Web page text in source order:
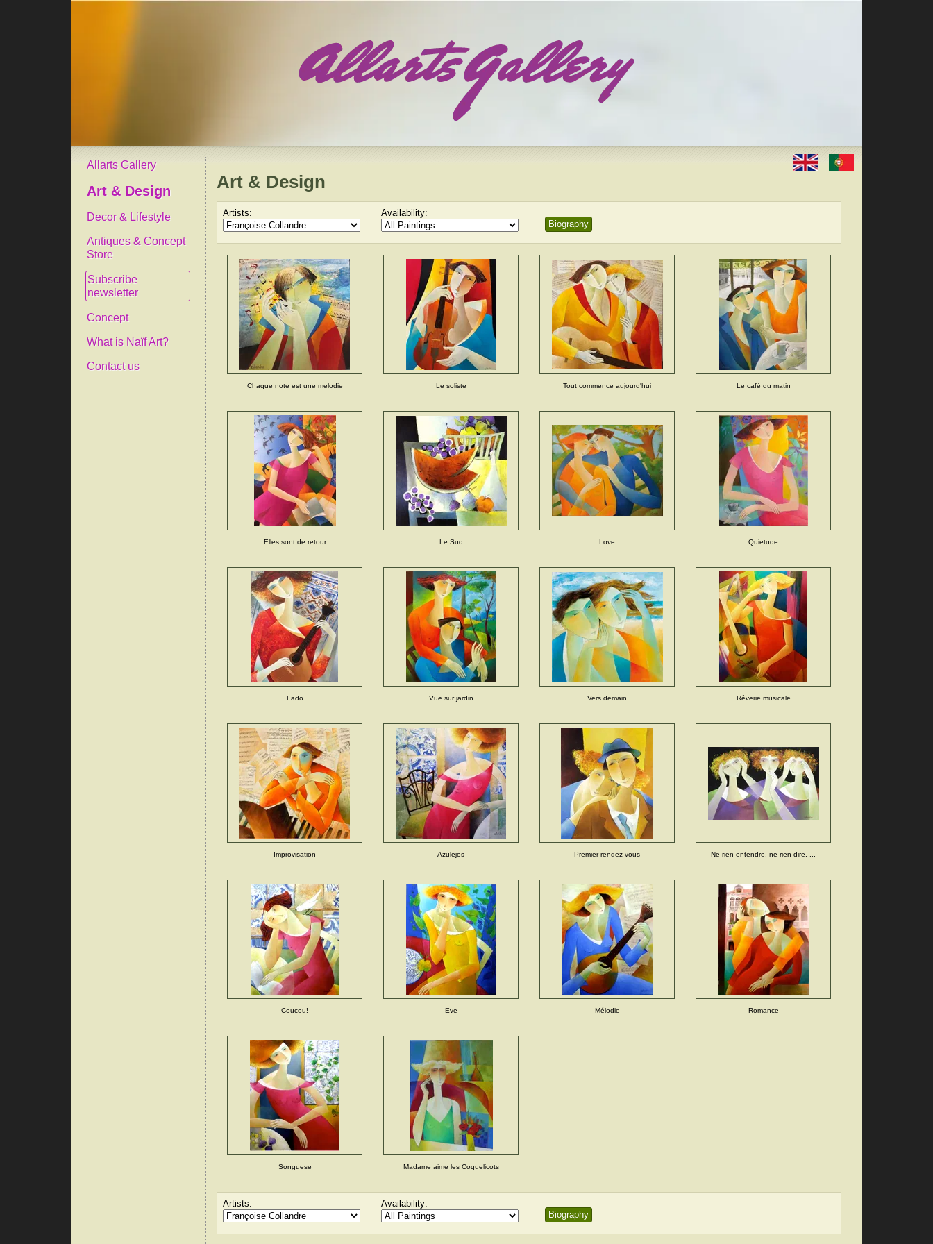
Allarts Gallery
Art & Design
Decor & Lifestyle
Antiques & Concept
Store
Subscribe
newsletter
Concept
What is Naïf Art?
Contact us
Art & Design
Artists:
Availability:
Biography
Chaque note est une melodie Le soliste Tout commence aujourd'hui Le café du matin
Elles sont de retour Le Sud Love Quietude
Fado Vue sur jardin Vers demain Rêverie musicale
Improvisation Azulejos Premier rendez-vous Ne rien entendre, ne rien dire, ...
Coucou! Eve Mélodie Romance
Songuese Madame aime les Coquelicots
Artists:
Availability:
Biography